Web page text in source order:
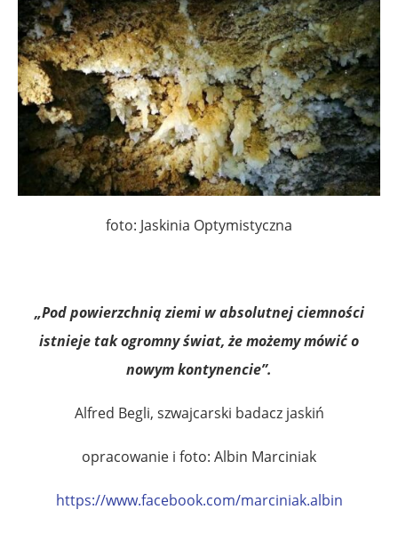
foto: Jaskinia Optymistyczna
„Pod powierzchnią ziemi w absolutnej ciemności
istnieje tak ogromny świat, że możemy mówić o
nowym kontynencie”.
Alfred Begli, szwajcarski badacz jaskiń
opracowanie i foto: Albin Marciniak
https://www.facebook.com/marciniak.albin